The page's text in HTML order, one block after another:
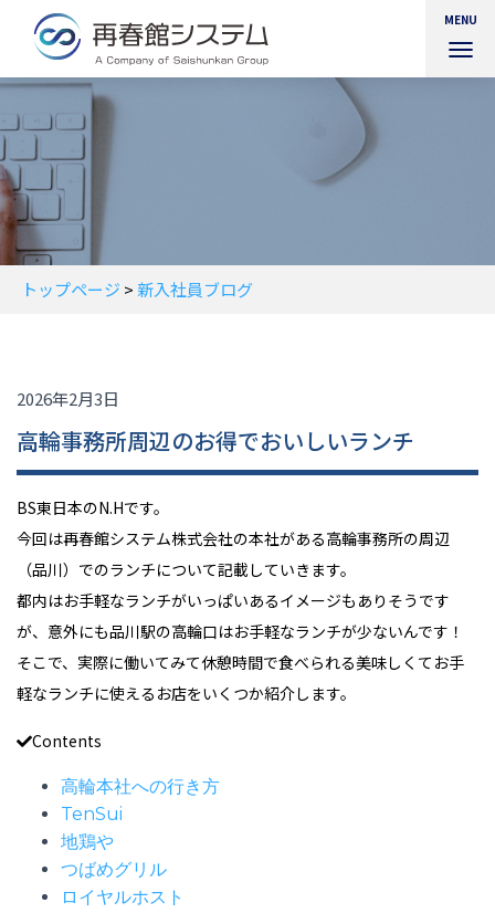
MENU
トップページ > 新入社員ブログ
2026年2月3日
高輪事務所周辺のお得でおいしいランチ
BS東日本のN.Hです。
今回は再春館システム株式会社の本社がある高輪事務所の周辺
（品川）でのランチについて記載していきます。
都内はお手軽なランチがいっぱいあるイメージもありそうです
が、意外にも品川駅の高輪口はお手軽なランチが少ないんです！
そこで、実際に働いてみて休憩時間で食べられる美味しくてお手
軽なランチに使えるお店をいくつか紹介します。
Contents
高輪本社への行き方
TenSui
地鶏や
つばめグリル
ロイヤルホスト